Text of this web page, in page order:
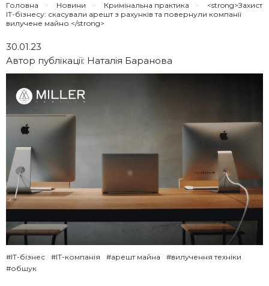
Головна > Новини > Кримінальна практика >
<strong>Захист
IT-бізнесу: скасували арешт з рахунків та повернули компанії
вилучене майно </strong>
30.01.23
Автор публікації: Наталія Баранова
#IT-бізнес #IT-компанія #арешт майна
#вилучення техніки
#обшук